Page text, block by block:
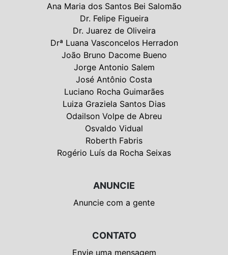
Ana Maria dos Santos Bei Salomão
Dr. Felipe Figueira
Dr. Juarez de Oliveira
Drª Luana Vasconcelos Herradon
João Bruno Dacome Bueno
Jorge Antonio Salem
José Antônio Costa
Luciano Rocha Guimarães
Luiza Graziela Santos Dias
Odailson Volpe de Abreu
Osvaldo Vidual
Roberth Fabris
Rogério Luís da Rocha Seixas
ANUNCIE
Anuncie com a gente
CONTATO
Envie uma mensagem